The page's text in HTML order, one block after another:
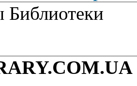
Библиотеки